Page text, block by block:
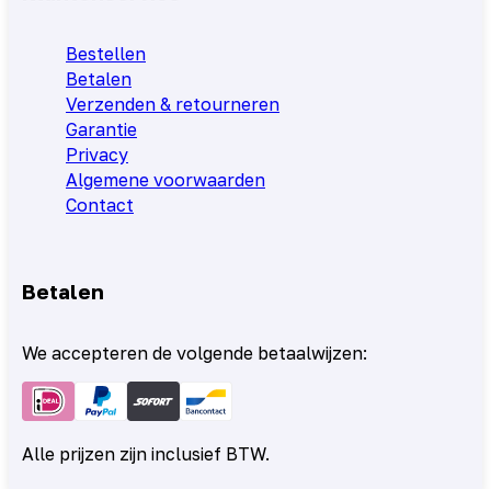
Bestellen
Betalen
Verzenden & retourneren
Garantie
Privacy
Algemene voorwaarden
Contact
Betalen
We accepteren de volgende betaalwijzen:
Alle prijzen zijn inclusief BTW.